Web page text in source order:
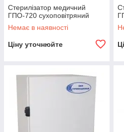
Стерилізатор медичний
ГПО-720 сухоповітряний
Немає в наявності
Ціну уточнюйте